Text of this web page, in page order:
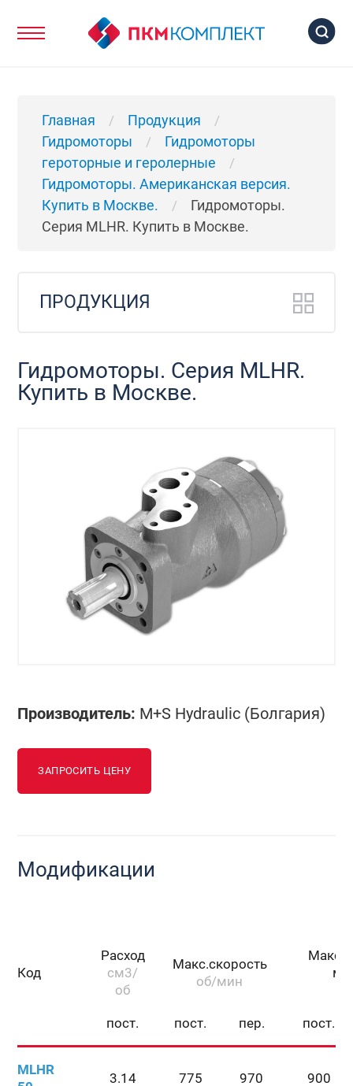
Главная / Продукция /
Гидромоторы /
Гидромоторы
героторные и геролерные
/
Гидромоторы. Американская версия.
Купить в Москве.
/
Гидромоторы.
Серия MLHR. Купить в Москве.
ПРОДУКЦИЯ
Гидромоторы. Серия MLHR.
Купить в Москве.
Производитель: M+S Hydraulic (Болгария)
ЗАПРОСИТЬ ЦЕНУ
Модификации
Код
Расход
см3/
об
Макс.скорость
об/мин
пост. пост. пер. пост.
MLHR
3.14 775 970 900